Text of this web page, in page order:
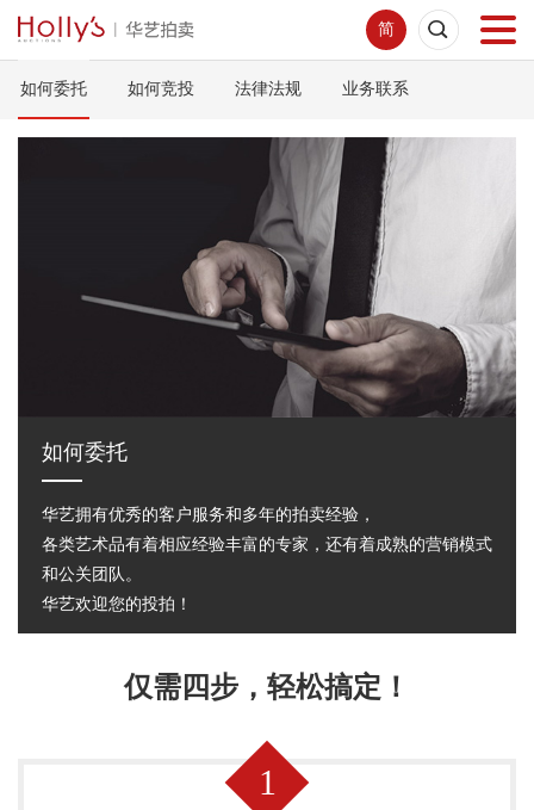
简
首页
网络拍卖
新闻中心
关于我们
如何委托 如何竞投 法律法规 业务联系
如何委托
华艺拥有优秀的客户服务和多年的拍卖经验，
各类艺术品有着相应经验丰富的专家，还有着成熟的营销模式
和公关团队。
华艺欢迎您的投拍！
仅需四步，轻松搞定！
1